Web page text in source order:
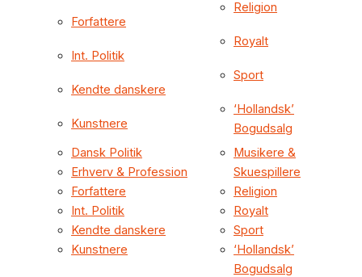
Forfattere
Int. Politik
Kendte danskere
Kunstnere
Religion
Royalt
Sport
‘Hollandsk’
Bogudsalg
Dansk Politik
Erhverv & Profession
Forfattere
Int. Politik
Kendte danskere
Kunstnere
Musikere &
Skuespillere
Religion
Royalt
Sport
‘Hollandsk’
Bogudsalg